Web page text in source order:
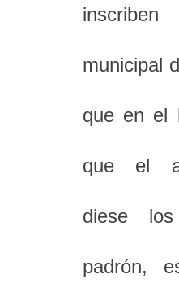
municipal
que en el
que el
diese
padrón,